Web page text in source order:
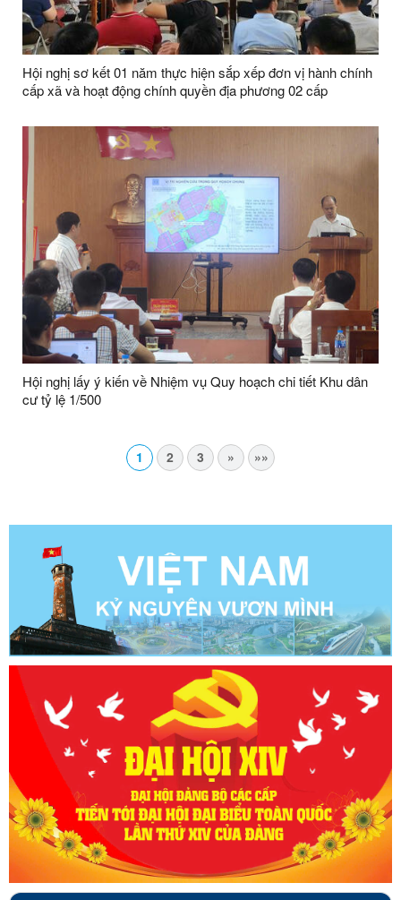
Hội nghị sơ kết 01 năm thực hiện sắp xếp đơn vị hành chính
cấp xã và hoạt động chính quyền địa phương 02 cấp
Hội nghị lấy ý kiến về Nhiệm vụ Quy hoạch chi tiết Khu dân
cư tỷ lệ 1/500
1 2 3 » »»